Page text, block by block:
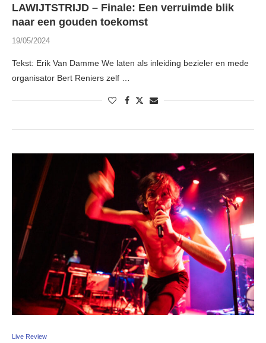
LAWIJTSTRIJD – Finale: Een verruimde blik
naar een gouden toekomst
19/05/2024
Tekst: Erik Van Damme We laten als inleiding bezieler en mede
organisator Bert Reniers zelf …
Live Review